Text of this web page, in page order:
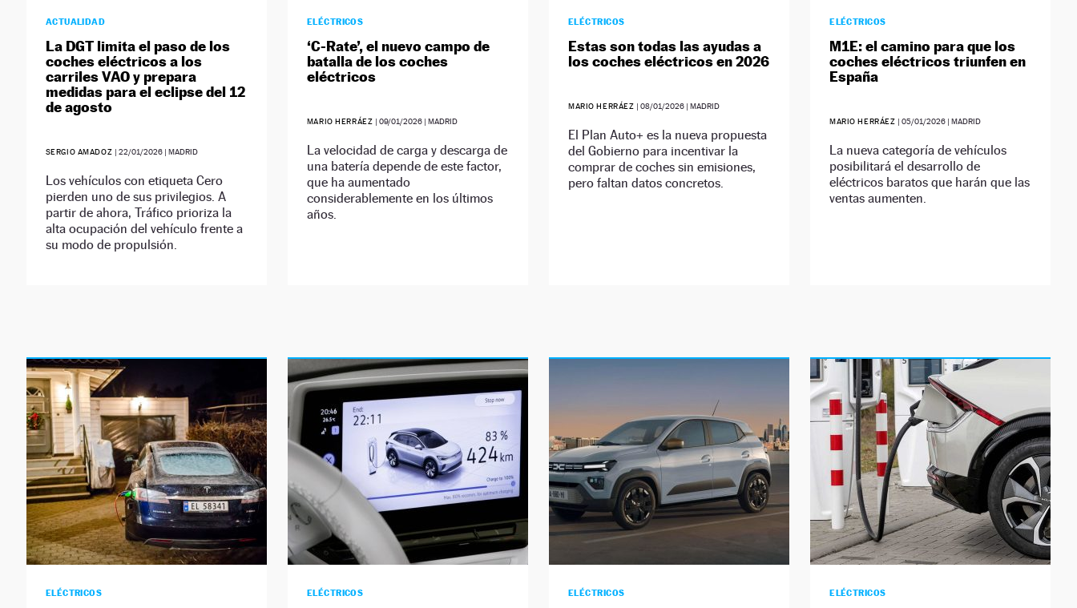
ACTUALIDAD
La DGT limita el paso de los
coches eléctricos a los
carriles VAO y prepara
medidas para el eclipse del 12
de agosto
SERGIO AMADOZ | 22/01/2026| MADRID
Los vehículos con etiqueta Cero
pierden uno de sus privilegios. A
partir de ahora, Tráfico prioriza la
alta ocupación del vehículo frente a
su modo de propulsión.
ELÉCTRICOS
‘C-Rate’, el nuevo campo de
batalla de los coches
eléctricos
MARIO HERRÁEZ | 09/01/2026| MADRID
La velocidad de carga y descarga de
una batería depende de este factor,
que ha aumentado
considerablemente en los últimos
años.
ELÉCTRICOS
Estas son todas las ayudas a
los coches eléctricos en 2026
MARIO HERRÁEZ | 08/01/2026| MADRID
El Plan Auto+ es la nueva propuesta
del Gobierno para incentivar la
comprar de coches sin emisiones,
pero faltan datos concretos.
ELÉCTRICOS
M1E: el camino para que los
coches eléctricos triunfen en
España
MARIO HERRÁEZ |05/01/2026 | MADRID
La nueva categoría de vehículos
posibilitará el desarrollo de
eléctricos baratos que harán que las
ventas aumenten.
ELÉCTRICOS ELÉCTRICOS ELÉCTRICOS ELÉCTRICOS